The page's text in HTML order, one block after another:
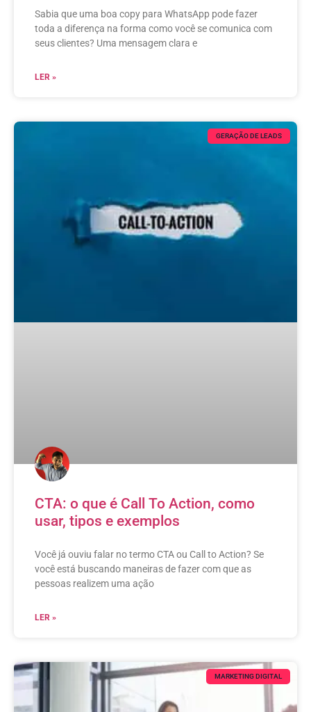
Sabia que uma boa copy para WhatsApp pode fazer
toda a diferença na forma como você se comunica com
seus clientes? Uma mensagem clara e
LER »
GERAÇÃO DE LEADS
CTA: o que é Call To Action, como
usar, tipos e exemplos
Você já ouviu falar no termo CTA ou Call to Action? Se
você está buscando maneiras de fazer com que as
pessoas realizem uma ação
LER »
MARKETING DIGITAL